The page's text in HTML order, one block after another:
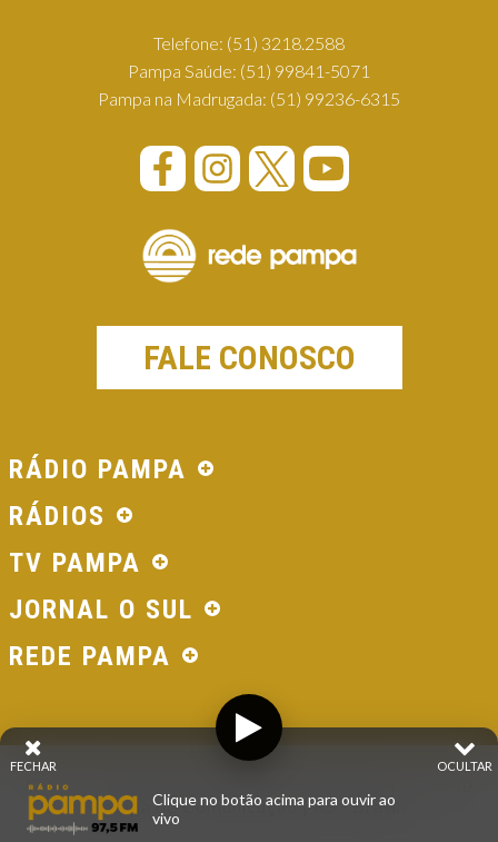
Telefone: (51) 3218.2588
Pampa Saúde: (51) 99841-5071
Pampa na Madrugada: (51) 99236-6315
FALE CONOSCO
RÁDIO PAMPA
RÁDIOS
TV PAMPA
JORNAL O SUL
REDE PAMPA
© 2026 - Direitos Reservados - Rádio Pampa - Rede
Pampa de Comunicação | RS - Brasil.
OCULTAR
FECHAR
Clique no botão acima para ouvir ao
vivo